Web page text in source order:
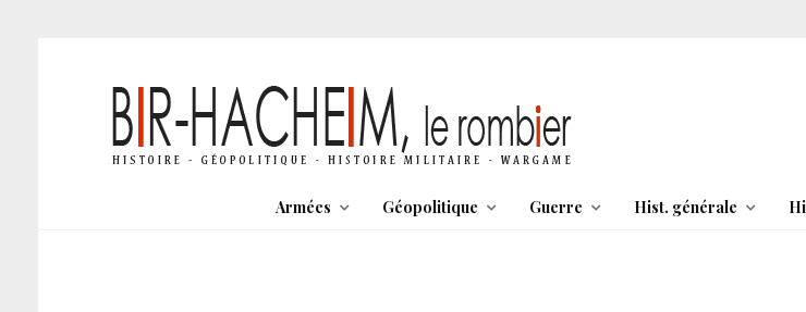
Armées Géopolitique Guerre Hist. générale